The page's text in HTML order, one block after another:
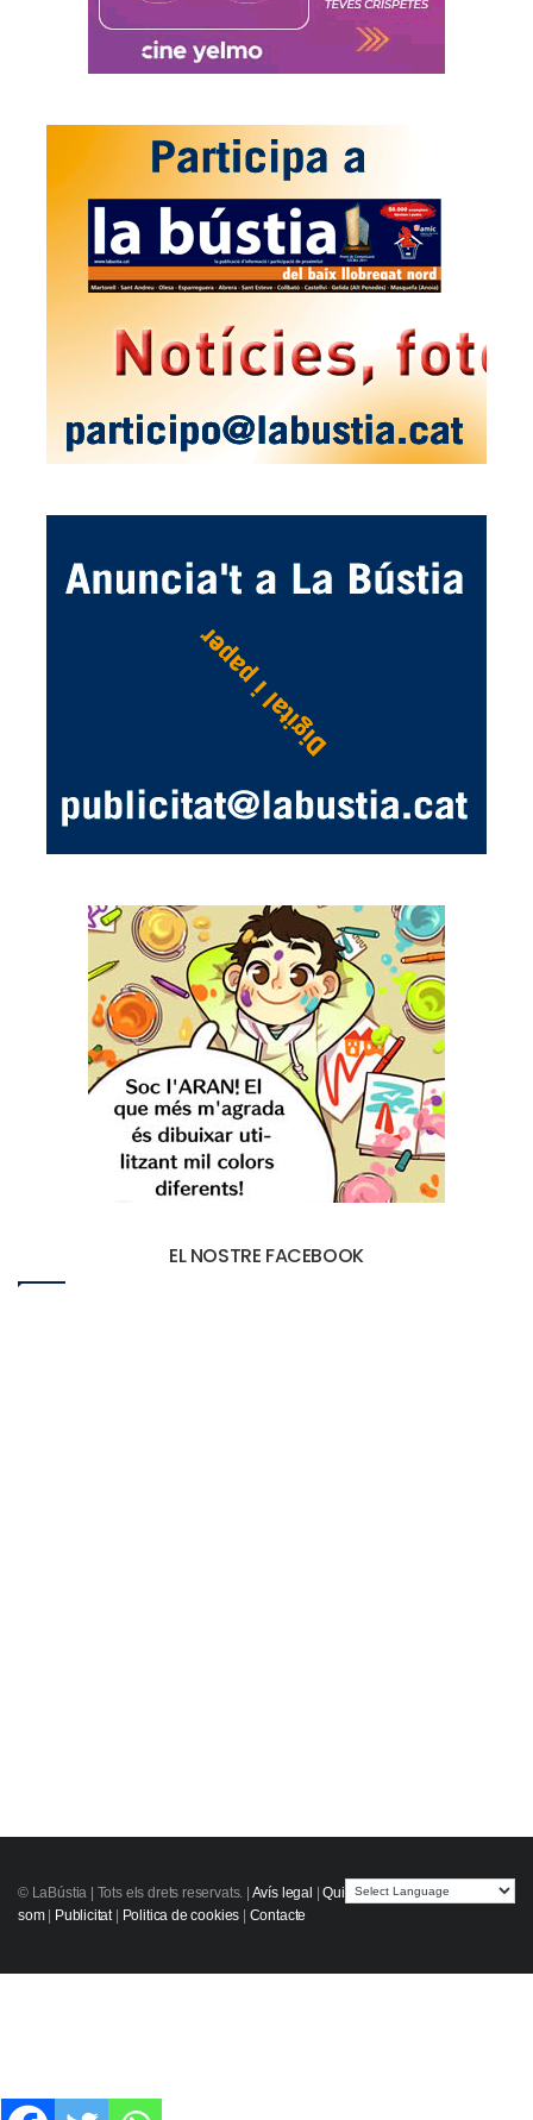
EL NOSTRE FACEBOOK
© LaBústia | Tots els drets reservats. Avís legal |Qui
som| Publicitat| Politica de cookies Contacte